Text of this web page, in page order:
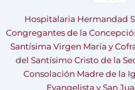
Hospitalaria Hermandad
Congregantes de la
Santísima Virgen María y
del Santísimo Cristo de la
Consolación Madre de la
Evangelista y San